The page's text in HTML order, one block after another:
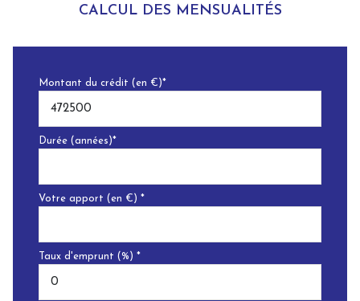
CALCUL DES MENSUALITÉS
Montant du crédit (en €)*
Durée (années)*
Votre apport (en €) *
Taux d'emprunt (%) *